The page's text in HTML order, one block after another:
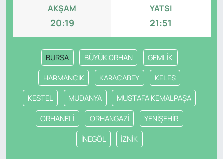
AKŞAM
20:19
YATSI
21:51
BURSA BÜYÜK ORHAN GEMLİK
HARMANCIK KARACABEY KELES
KESTEL MUDANYA MUSTAFA KEMALPAŞA
ORHANELİ ORHANGAZİ YENİŞEHİR
İNEGÖL İZNİK